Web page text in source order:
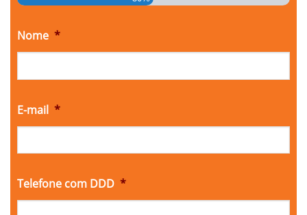
Nome *
E-mail *
Telefone com DDD *